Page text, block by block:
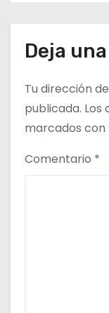
n
r
a
d
Deja
Tu dirección
publicada. Los
marcados con
Comentario *